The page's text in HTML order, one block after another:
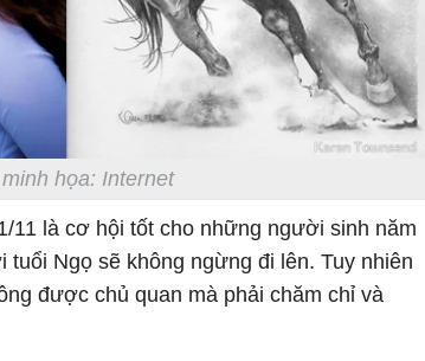
họa: Internet
11 là cơ hội tốt cho những người sinh năm
Ngọ sẽ không ngừng đi lên. Tuy nhiên
được chủ quan mà phải chăm chỉ và